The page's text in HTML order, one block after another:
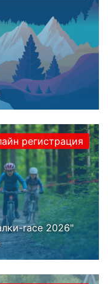
race 2026"
регистрация